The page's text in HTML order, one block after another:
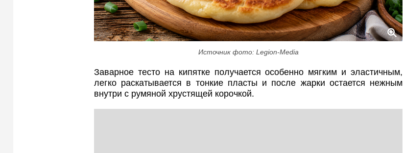
Источник фото: Legion-Media
Заварное тесто на кипятке получается особенно мягким и эластичным,
легко раскатывается в тонкие пласты и после жарки остается нежным
внутри с румяной хрустящей корочкой.